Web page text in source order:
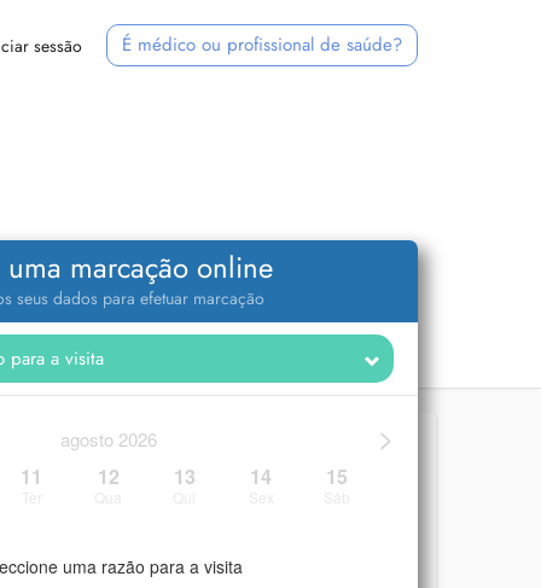
sessão É médico ou profissional de saúde?
uma marcação online
seus dados para efetuar marcação
>
agosto 2026
11 12 13 14 15
uma razão para a visita